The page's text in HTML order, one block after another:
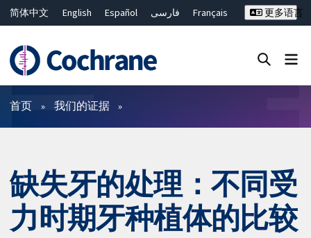
简体中文 English Español فارسی
Français
ไทย
繁體中文
更多语言
过滤
首页 我们的证据
缺失牙的处理：不同受
力时期牙种植体的比较